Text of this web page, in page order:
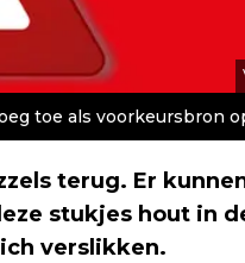
toe als voorkeursbron
terug. Er
stukjes hout in
verslikken.